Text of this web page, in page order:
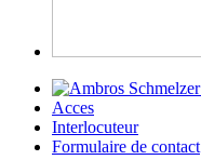
Acces
Interlocuteur
Formulaire de contact